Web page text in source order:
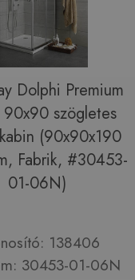
Dolphi Premium
90x90 szögletes
(90x90x190
Fabrik, #30453-
01-06N)
138406
30453-01-06N